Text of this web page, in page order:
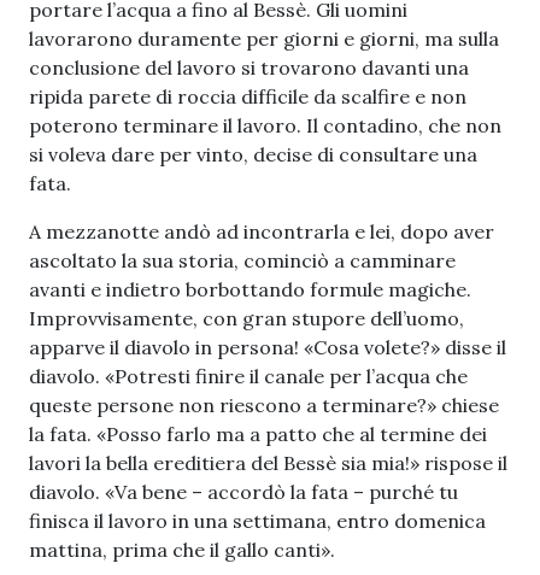
portare l’acqua a fino al Bessè. Gli uomini
lavorarono duramente per giorni e giorni, ma sulla
conclusione del lavoro si trovarono davanti una
ripida parete di roccia difficile da scalfire e non
poterono terminare il lavoro. Il contadino, che non
si voleva dare per vinto, decise di consultare una
fata.
A mezzanotte andò ad incontrarla e lei, dopo aver
ascoltato la sua storia, cominciò a camminare
avanti e indietro borbottando formule magiche.
Improvvisamente, con gran stupore dell’uomo,
apparve il diavolo in persona! «Cosa volete?» disse il
diavolo. «Potresti finire il canale per l’acqua che
queste persone non riescono a terminare?» chiese
la fata. «Posso farlo ma a patto che al termine dei
lavori la bella ereditiera del Bessè sia mia!» rispose il
diavolo. «Va bene – accordò la fata – purché tu
finisca il lavoro in una settimana, entro domenica
mattina, prima che il gallo canti».